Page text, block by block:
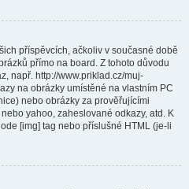
příspěvcích, ačkoliv v současné době
přímo na board. Z tohoto důvodu
např. http://www.priklad.cz/muj-
na obrázky umístěné na vlastním PC
nebo obrázky za prověřujícími
yahoo, zaheslované odkazy, atd. K
[img] tag nebo příslušné HTML (je-li